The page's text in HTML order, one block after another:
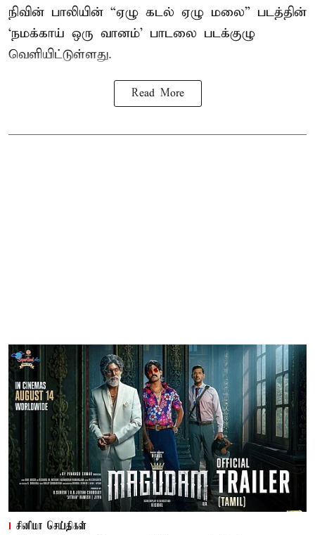
நிவின் பாலியின் “ஏழு கடல் ஏழு மலை” படத்தின்
‘நமக்காய் ஒரு வானம்’ பாடலை படக்குழு
வெளியிட்டுள்ளது.
Read More
சினிமா செய்திகள்